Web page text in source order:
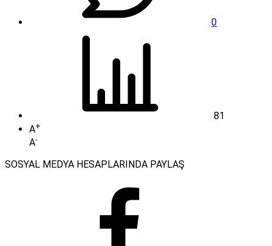
0
81
A+
A-
SOSYAL MEDYA HESAPLARINDA PAYLAŞ